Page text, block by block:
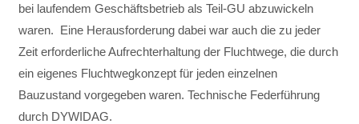
bei laufendem Geschäftsbetrieb als Teil-GU abzuwickeln
waren. Eine Herausforderung dabei war auch die zu jeder
Zeit erforderliche Aufrechterhaltung der Fluchtwege, die durch
ein eigenes Fluchtwegkonzept für jeden einzelnen
Bauzustand vorgegeben waren. Technische Federführung
durch DYWIDAG.